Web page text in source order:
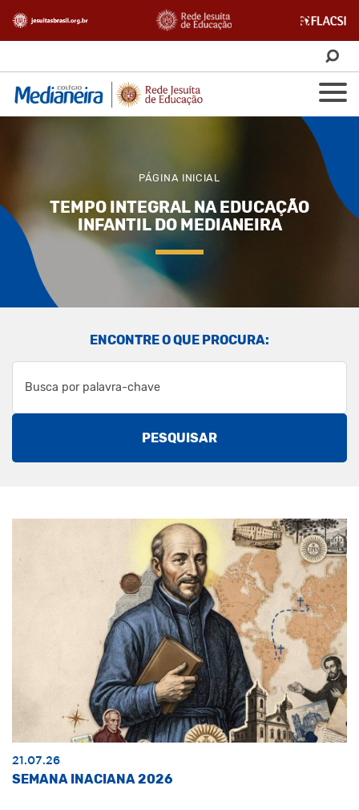
PÁGINA INICIAL
TEMPO INTEGRAL NA EDUCAÇÃO
INFANTIL DO MEDIANEIRA
ENCONTRE O QUE PROCURA:
PESQUISAR
21.07.26
SEMANA INACIANA 2026